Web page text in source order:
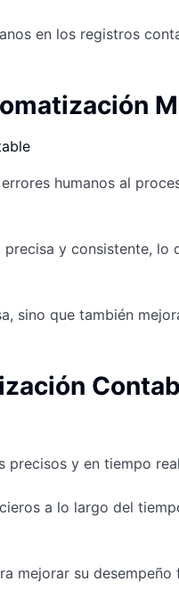
en los registros
humanos al
y consistente,
sino que también
y en tiempo
a lo largo del
mejorar su desempeño